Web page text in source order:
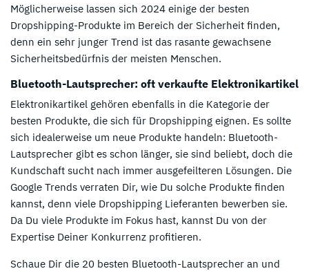
Möglicherweise lassen sich 2024 einige der besten
Dropshipping-Produkte im Bereich der Sicherheit finden,
denn ein sehr junger Trend ist das rasante gewachsene
Sicherheitsbedürfnis der meisten Menschen.
Bluetooth-Lautsprecher: oft verkaufte Elektronikartikel
Elektronikartikel gehören ebenfalls in die Kategorie der
besten Produkte, die sich für Dropshipping eignen. Es sollte
sich idealerweise um neue Produkte handeln: Bluetooth-
Lautsprecher gibt es schon länger, sie sind beliebt, doch die
Kundschaft sucht nach immer ausgefeilteren Lösungen. Die
Google Trends verraten Dir, wie Du solche Produkte finden
kannst, denn viele Dropshipping Lieferanten bewerben sie.
Da Du viele Produkte im Fokus hast, kannst Du von der
Expertise Deiner Konkurrenz profitieren.
Schaue Dir die 20 besten Bluetooth-Lautsprecher an und